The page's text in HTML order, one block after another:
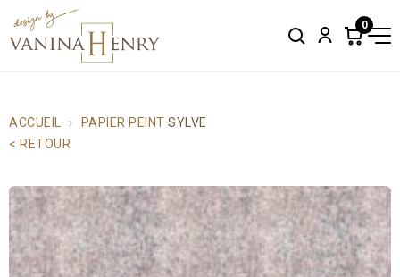
SearchAccount
0
Items
ACCUEIL PAPIER PEINT SYLVE
< RETOUR